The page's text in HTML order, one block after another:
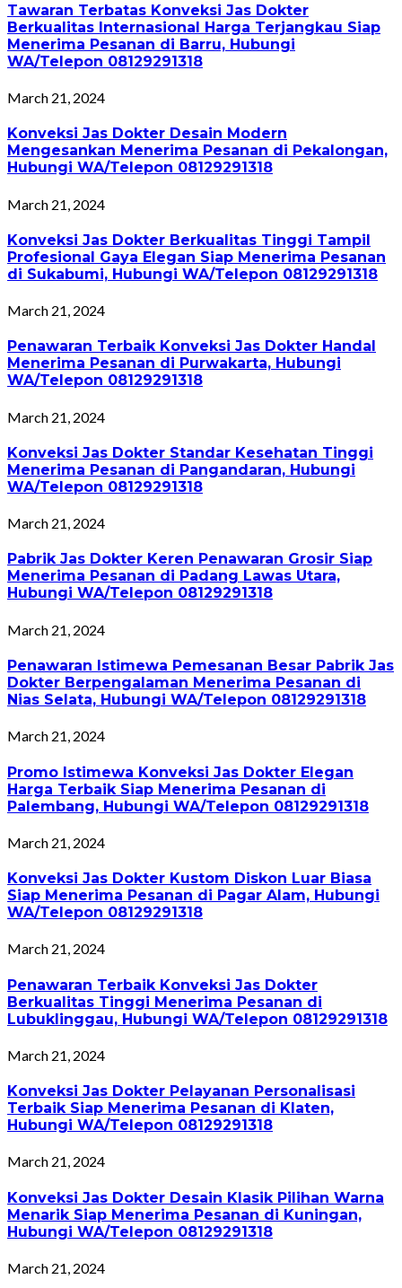
Tawaran Terbatas Konveksi Jas Dokter
Berkualitas Internasional Harga Terjangkau Siap
Menerima Pesanan di Barru, Hubungi
WA/Telepon 08129291318
March 21, 2024
Konveksi Jas Dokter Desain Modern
Mengesankan Menerima Pesanan di Pekalongan,
Hubungi WA/Telepon 08129291318
March 21, 2024
Konveksi Jas Dokter Berkualitas Tinggi Tampil
Profesional Gaya Elegan Siap Menerima Pesanan
di Sukabumi, Hubungi WA/Telepon 08129291318
March 21, 2024
Penawaran Terbaik Konveksi Jas Dokter Handal
Menerima Pesanan di Purwakarta, Hubungi
WA/Telepon 08129291318
March 21, 2024
Konveksi Jas Dokter Standar Kesehatan Tinggi
Menerima Pesanan di Pangandaran, Hubungi
WA/Telepon 08129291318
March 21, 2024
Pabrik Jas Dokter Keren Penawaran Grosir Siap
Menerima Pesanan di Padang Lawas Utara,
Hubungi WA/Telepon 08129291318
March 21, 2024
Penawaran Istimewa Pemesanan Besar Pabrik Jas
Dokter Berpengalaman Menerima Pesanan di
Nias Selata, Hubungi WA/Telepon 08129291318
March 21, 2024
Promo Istimewa Konveksi Jas Dokter Elegan
Harga Terbaik Siap Menerima Pesanan di
Palembang, Hubungi WA/Telepon 08129291318
March 21, 2024
Konveksi Jas Dokter Kustom Diskon Luar Biasa
Siap Menerima Pesanan di Pagar Alam, Hubungi
WA/Telepon 08129291318
March 21, 2024
Penawaran Terbaik Konveksi Jas Dokter
Berkualitas Tinggi Menerima Pesanan di
Lubuklinggau, Hubungi WA/Telepon 08129291318
March 21, 2024
Konveksi Jas Dokter Pelayanan Personalisasi
Terbaik Siap Menerima Pesanan di Klaten,
Hubungi WA/Telepon 08129291318
March 21, 2024
Konveksi Jas Dokter Desain Klasik Pilihan Warna
Menarik Siap Menerima Pesanan di Kuningan,
Hubungi WA/Telepon 08129291318
March 21, 2024